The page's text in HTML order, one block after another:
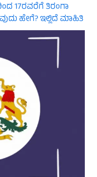
17ರವರೆಗೆ ತಿರಂಗಾ
ಹೇಗೆ? ಇಲ್ಲಿದೆ ಮಾಹಿತಿ